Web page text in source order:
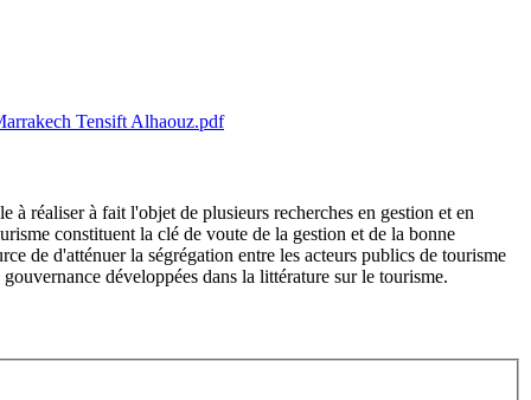
Tensift Alhaouz.pdf
réaliser à fait l'objet de plusieurs recherches en gestion et en
constituent la clé de voute de la gestion et de la bonne
de d'atténuer la ségrégation entre les acteurs publics de tourisme
développées dans la littérature sur le tourisme.